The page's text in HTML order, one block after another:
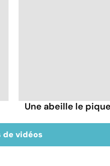
Une abeille le
de vidéos